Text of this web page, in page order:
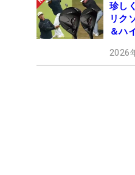
珍し
リク
＆ハ
2026